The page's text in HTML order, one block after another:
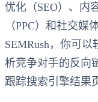
优化（SEO）、内
（PPC）和社交媒
SEMRush，你可
析竞争对手的反向
跟踪搜索引擎结果